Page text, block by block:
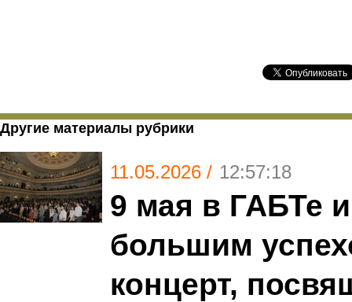
Другие материалы рубрики
11.05.2026 / 12:57:18
9 мая в ГАБТе
большим
концерт,